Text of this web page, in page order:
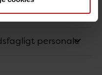
personale